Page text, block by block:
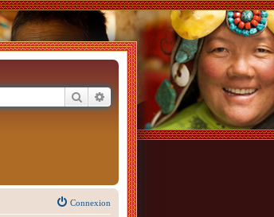
RechercherRecherche avancée
Connexion